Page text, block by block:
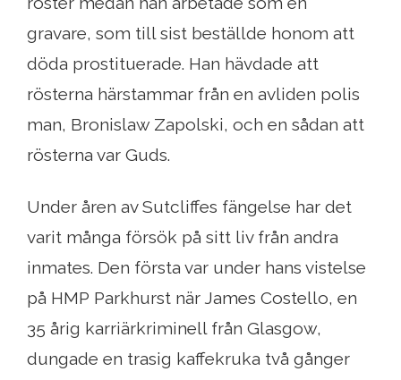
gravare, som till sist beställde honom att
döda prostituerade. Han hävdade att
rösterna härstammar från en avliden polis
man, Bronislaw Zapolski, och en sådan att
rösterna var Guds.
Under åren av Sutcliffes fängelse har det
varit många försök på sitt liv från andra
inmates. Den första var under hans vistelse
på HMP Parkhurst när James Costello, en
35 årig karriärkriminell från Glasgow,
dungade en trasig kaffekruka två gånger